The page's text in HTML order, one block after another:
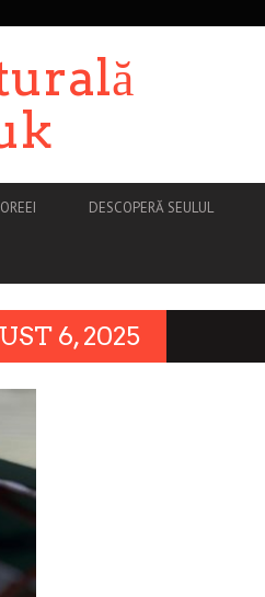
DESCOPERĂ SEULUL
6, 2025